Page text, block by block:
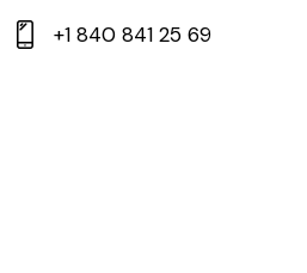
+1 840 841 25 69